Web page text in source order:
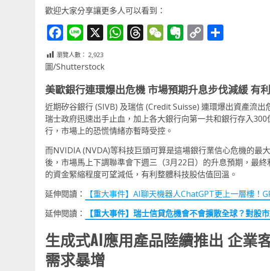
歡迎大家分享讓更多人可以看到：
Facebook
Line
X WhatsApp
Threads
WeChat
Evernote
Copy
瀏覽人數： 2,923
圖/Shutterstock
美歐銀行連環爆出危機 市場預期升息步伐減緩 有
近期矽谷銀行 (SIVB) 及瑞信 (Credit Suisse) 連環爆出資產流
瑞士政府迅速出手止血，加上各大銀行向第一共和銀行存入
行，市場上的恐慌情緒亦暫時受控。
而NVIDIA (NVDA)等科技巨頭可算是這場銀行業信心危機的最
後，市場馬上下調聯準會下週三（3月22日）的升息預期，最
的資金緊縮程度可望減低，有利整體科技股估值回溫。
延伸閱讀：
【重大事件】AI聊天機器人ChatGPT更上一層樓！
延伸閱讀：
【重大事件】瑞士信貸危機會不會擴散全球？對股
生成式AI應用產品陸續推出 企業
需求暴增